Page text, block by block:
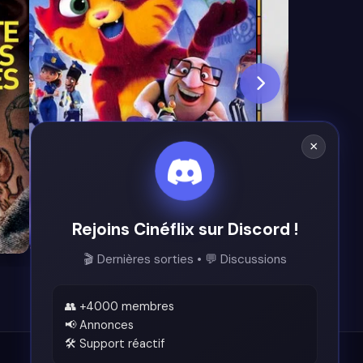
7.3
×
Rejoins Cinéflix sur Discord !
🎬 Dernières sorties • 💬 Discussions
👥 +4000 membres
📢 Annonces
🛠️ Support réactif